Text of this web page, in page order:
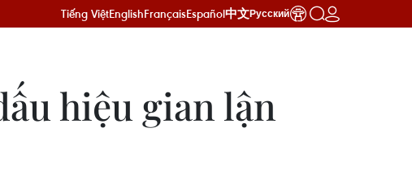
Tiếng ViệtEnglishFrançaisEspañol中文Русский
hiệu gian lận